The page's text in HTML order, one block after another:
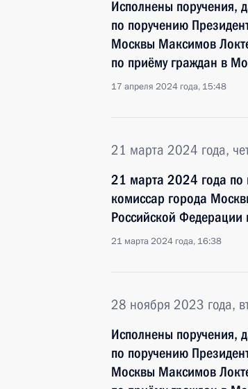
Исполнены поручения,
по поручению
Москвы Максимов
по приёму граждан в
17 апреля 2024 года, 15:48
21 марта 2024 года,
21 марта 2024 года по
комиссар города
Российской
21 марта 2024 года, 16:38
28 ноября 2023 года,
Исполнены поручения,
по поручению
Москвы Максимов